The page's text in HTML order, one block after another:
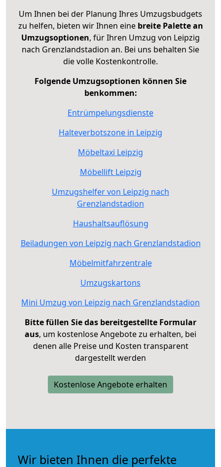
Um Ihnen bei der Planung Ihres Umzugsbudgets
zu helfen, bieten wir Ihnen eine breite Palette an
Umzugsoptionen, für Ihren Umzug von Leipzig
nach Grenzlandstadion an. Bei uns behalten Sie
die volle Kostenkontrolle.
Folgende Umzugsoptionen können Sie
benkommen:
Entrümpelungsdienste
Halteverbotszone in Leipzig
Möbeltaxi Leipzig
Möbellift Leipzig
Umzugshelfer von Leipzig nach
Grenzlandstadion
Haushaltsauflösung
Beiladungen von Leipzig nach Grenzlandstadion
Möbelmitfahrzentrale
Umzugskartons
Mini Umzug von Leipzig nach Grenzlandstadion
Bitte füllen Sie das bereitgestellte Formular
aus, um kostenlose Angebote zu erhalten, bei
denen alle Preise und Kosten transparent
dargestellt werden
Kostenlose Angebote erhalten
Wir bieten Ihnen die perfekte